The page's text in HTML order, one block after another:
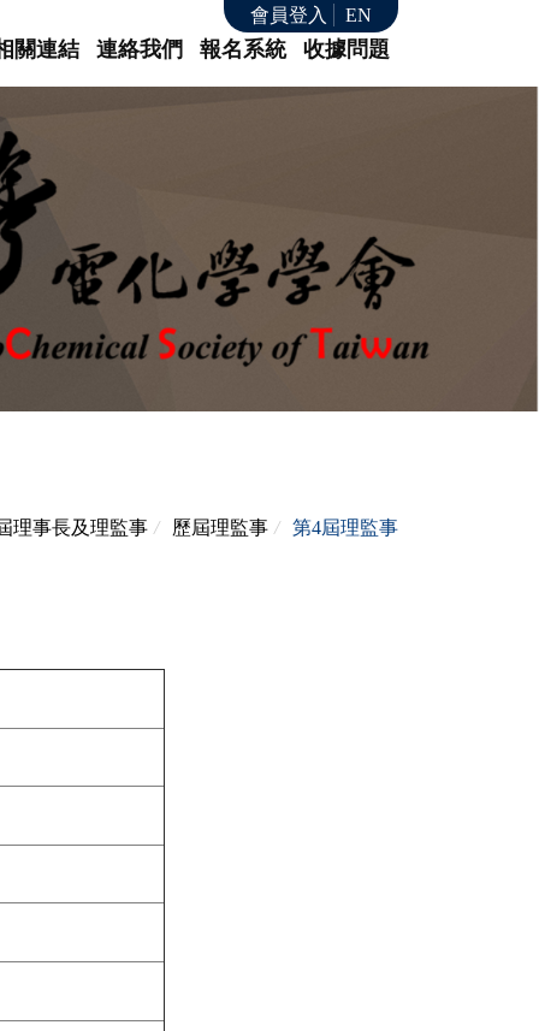
關連結 連絡我們 報名系統 收據問題
會員登入 EN
理事長及理監事 / 歷屆理監事 / 第4屆理監事